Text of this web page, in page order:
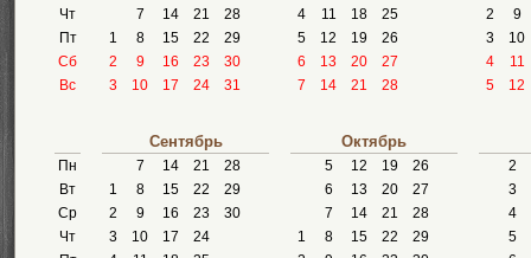
Чт
Пт
Сб
Вс
7
14 21
28
1
8 15 22
29
2
9 16 23
30
3
10 17 24 31
4
11 18
25
5
12 19
26
6
13 20
27
7
14 21 28
2
9
3
10
4
11
5
12
Пн
Вт
Ср
Чт
Сентябрь
7 14 21
28
1
8 15 22
29
2
9 16 23
30
3
10 17
24
Октябрь
5 12 19
26
6
13 20
27
7
14 21
28
1
8 15 22
29
2
3
4
5